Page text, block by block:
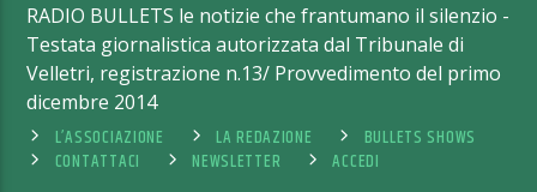
RADIO BULLETS le notizie che frantumano il silenzio -
Testata giornalistica autorizzata dal Tribunale di
Velletri, registrazione n.13/ Provvedimento del primo
dicembre 2014
L’ASSOCIAZIONE
LA REDAZIONE
BULLETS SHOWS
CONTATTACI
NEWSLETTER ACCEDI